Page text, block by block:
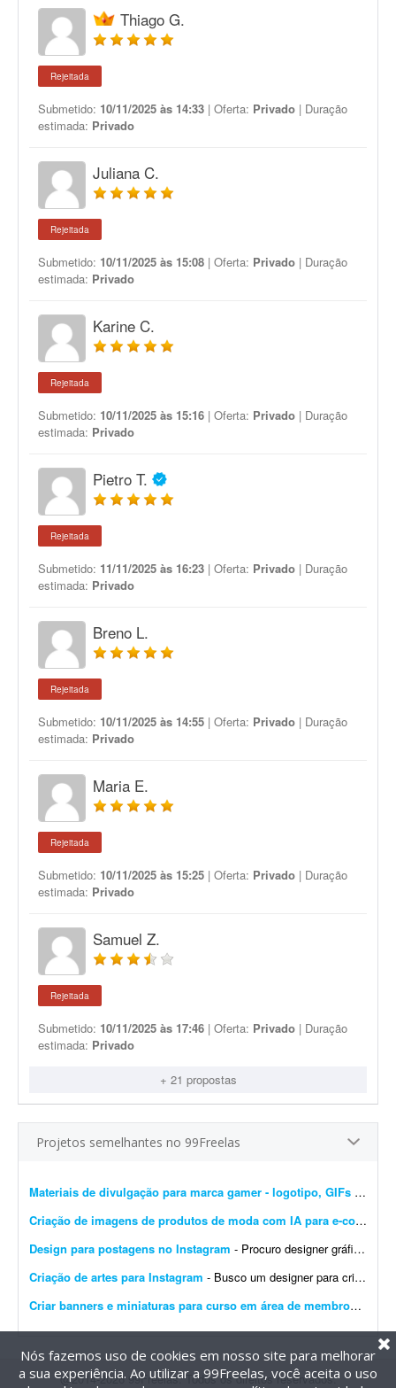
Thiago G.
Rejeitada
Submetido: 10/11/2025 às 14:33 | Oferta: Privado | Duração
estimada: Privado
Juliana C.
Rejeitada
Submetido: 10/11/2025 às 15:08 | Oferta: Privado | Duração
estimada: Privado
Karine C.
Rejeitada
Submetido: 10/11/2025 às 15:16 | Oferta: Privado | Duração
estimada: Privado
Pietro T.
Rejeitada
Submetido: 11/11/2025 às 16:23 | Oferta: Privado | Duração
estimada: Privado
Breno L.
Rejeitada
Submetido: 10/11/2025 às 14:55 | Oferta: Privado | Duração
estimada: Privado
Maria E.
Rejeitada
Submetido: 10/11/2025 às 15:25 | Oferta: Privado | Duração
estimada: Privado
Samuel Z.
Rejeitada
Submetido: 10/11/2025 às 17:46 | Oferta: Privado | Duração
estimada: Privado
+ 21 propostas
Projetos semelhantes no 99Freelas
Materiais de divulgação para marca gamer - logotipo, GIFs e banners
Criação de imagens de produtos de moda com IA para e-commerce
Design para postagens no Instagram - Procuro designer gráfico para me ajudar nas postagens do meu Instagram profissional. Algumas já foram feitas por mim, mas precisam ser melhoradas. Algumas pretendo manter como est&ati...
Criação de artes para Instagram - Busco um designer para criação de artes para o Instagram. O designer receberá um calendário editorial já pronto, com direcionamento de headlines, subheadlines e ...
Criar banners e miniaturas para curso em área de membros
-
@2014-2026 99Freelas. Todos os direitos reservados.
Nós fazemos uso de cookies em nosso site para melhorar
a sua experiência. Ao utilizar a 99Freelas, você aceita o uso